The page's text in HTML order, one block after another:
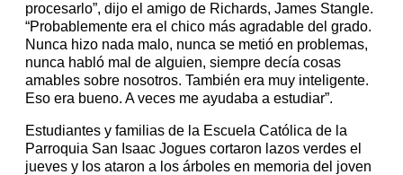
procesarlo”, dijo el amigo de Richards, James Stangle.
“Probablemente era el chico más agradable del grado.
Nunca hizo nada malo, nunca se metió en problemas,
nunca habló mal de alguien, siempre decía cosas
amables sobre nosotros. También era muy inteligente.
Eso era bueno. A veces me ayudaba a estudiar”.
Estudiantes y familias de la Escuela Católica de la
Parroquia San Isaac Jogues cortaron lazos verdes el
jueves y los ataron a los árboles en memoria del joven